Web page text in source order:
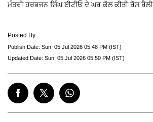
ਮੰਤਰੀ ਹਰਭਜਨ ਸਿੰਘ ਈਟੀਓ ਦੇ ਘਰ ਕੋਲ ਕੀਤੀ ਰੋਸ ਰੈਲੀ
Posted By
Publish Date: Sun, 05 Jul 2026 05:48 PM (IST)
Updated Date: Sun, 05 Jul 2026 05:50 PM (IST)